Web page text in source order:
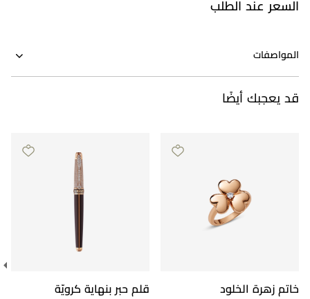
السعر عند الطلب
المواصفات
قد يعجبك أيضًا
خاتم زهرة الخلود
قلم حبر بنهاية كرويّة